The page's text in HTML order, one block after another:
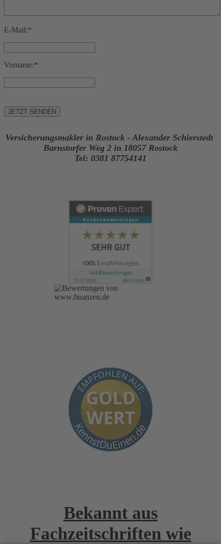
E-Mail:*
Vorname:*
Versicherungsmakler in Rostock - Alexander Schierstedt
Barnstorfer Weg 2 in 18057 Rostock
Tel: 0381 87754141
Bekannt aus
Fachzeitschriften wie